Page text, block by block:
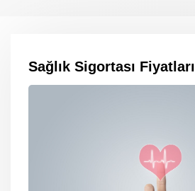
Sağlık Sigortası Fiyatları